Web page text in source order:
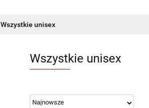
Wszystkie unisex
Wszystkie unisex